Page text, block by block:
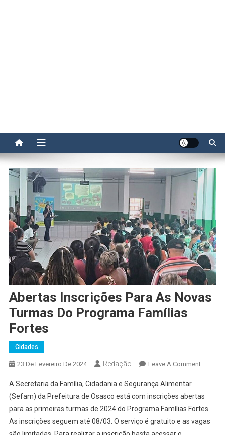
Abertas Inscrições Para As Novas
Turmas Do Programa Famílias
Fortes
Cidades
23 De Fevereiro De 2024 Redação Leave A CommentOn
Para
As
Novas
A Secretaria da Família, Cidadania e Segurança Alimentar
(Sefam) da Prefeitura de Osasco está com inscrições abertas
para as primeiras turmas de 2024 do Programa Famílias Fortes.
As inscrições seguem até 08/03. O serviço é gratuito e as vagas